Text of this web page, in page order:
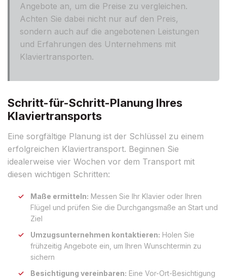
Angebote an, um die Preise zu vergleichen.
Achten Sie dabei nicht nur auf den Preis,
sondern auch auf die angebotenen Leistungen
und Erfahrungen des Unternehmens mit
Klaviertransporten.
Schritt-für-Schritt-Planung Ihres
Klaviertransports
Eine sorgfältige Planung ist der Schlüssel zu einem
erfolgreichen Klaviertransport. Beginnen Sie
idealerweise vier Wochen vor dem Transport mit
diesen wichtigen Schritten:
Maße ermitteln: Messen Sie Ihr Klavier oder Ihren
Flügel und prüfen Sie die Durchgangsmaße an Start und
Ziel
Umzugsunternehmen kontaktieren: Holen Sie
frühzeitig Angebote ein, um Ihren Wunschtermin zu
sichern
Besichtigung vereinbaren: Eine Vor-Ort-Besichtigung